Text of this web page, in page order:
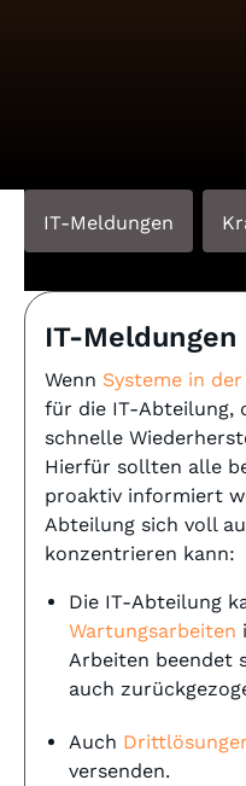
IT-Meldungen
IT-Meldungen
Wenn Systeme in
für die IT-Abteilung,
schnelle
Hierfür sollten alle
proaktiv informiert
Abteilung sich voll
konzentrieren kann:
Die IT-Abteilung
Wartungsarbeiten
Arbeiten beendet
auch
Auch
versenden.